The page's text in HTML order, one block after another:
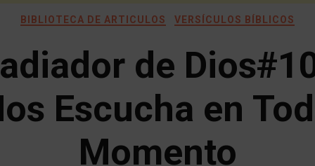
BIBLIOTECA DE ARTICULOS VERSÍCULOS BÍBLICOS
de
Escucha en
Momento